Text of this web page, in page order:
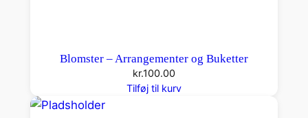
Blomster – Arrangementer og Buketter
kr.100.00
Tilføj til kurv